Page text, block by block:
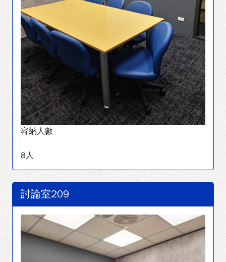
容納人數
8人
討論室209